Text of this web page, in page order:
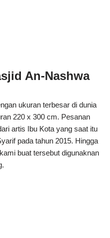
An-Nashwa
ukuran terbesar di dunia
220 x 300 cm. Pesanan
artis Ibu Kota yang saat itu
pada tahun 2015. Hingga
buat tersebut digunaknan